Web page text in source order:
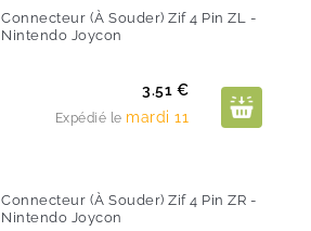
Connecteur (à Souder) Zif 4 Pin ZL -
Nintendo Joycon
Prix
3.51 €
Expédié le mardi 11
Connecteur (à Souder) Zif 4 Pin ZR -
Nintendo Joycon